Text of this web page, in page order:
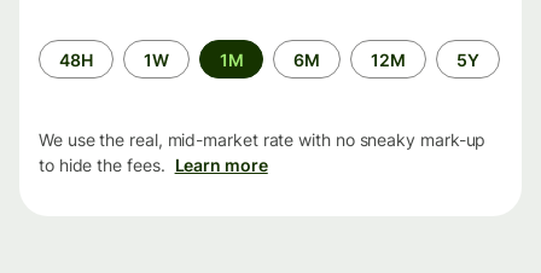
Time
period
48H 1W 1M 6M 12M 5Y
We use the real, mid-market rate with no sneaky mark-up
to hide the fees. Learn more